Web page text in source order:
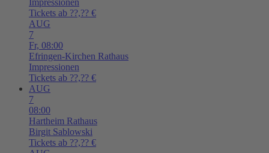
Tickets ab ??,?? €
AUG
7
Fr, 08:00
Efringen-Kirchen Rathaus
Impressionen
Tickets ab ??,?? €
AUG
7
08:00
Hartheim Rathaus
Birgit Sablowski
Tickets ab ??,?? €